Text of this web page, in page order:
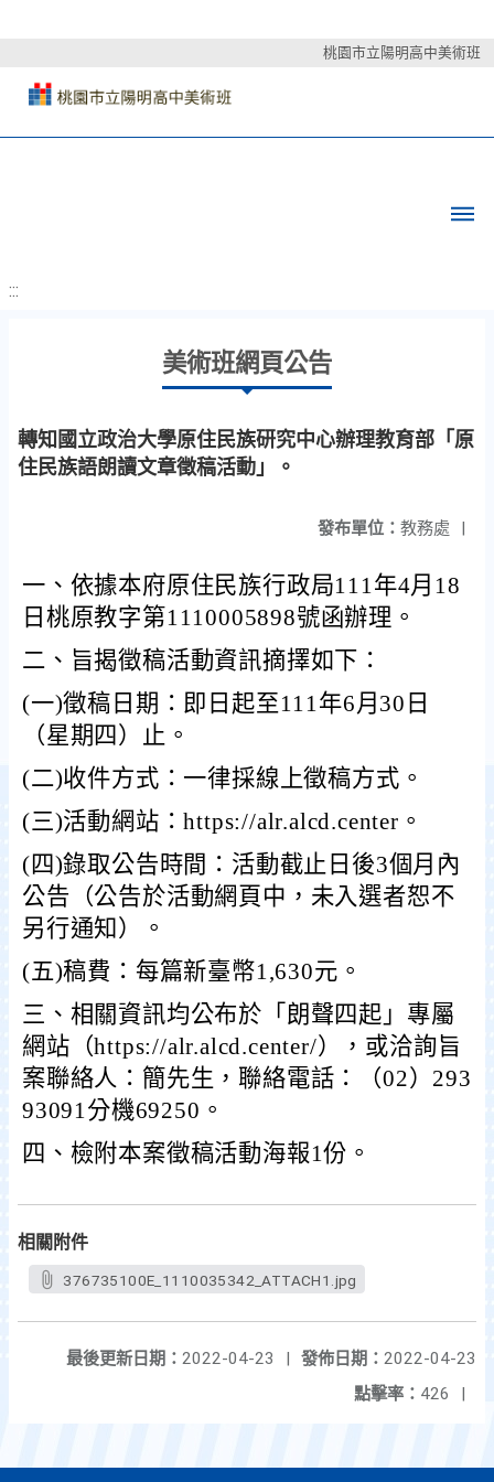
桃園市立陽明高中美術班
:::
美術班網頁公告
轉知國立政治大學原住民族研究中心辦理教育部「原
住民族語朗讀文章徵稿活動」。
發布單位： 教務處 |
一、依據本府原住民族行政局111年4月18
日桃原教字第1110005898號函辦理。
二、旨揭徵稿活動資訊摘擇如下：
(一)徵稿日期：即日起至111年6月30日
（星期四）止。
(二)收件方式：一律採線上徵稿方式。
(三)活動網站：https://alr.alcd.center。
(四)錄取公告時間：活動截止日後3個月內
公告（公告於活動網頁中，未入選者恕不
另行通知）。
(五)稿費：每篇新臺幣1,630元。
三、相關資訊均公布於「朗聲四起」專屬
網站（https://alr.alcd.center/），或洽詢旨
案聯絡人：簡先生，聯絡電話：（02）293
93091分機69250。
四、檢附本案徵稿活動海報1份。
相關附件
376735100E_1110035342_ATTACH1.jpg
發佈日期： 2022-04-23
最後更新日期： 2022-04-23
|
點擊率： 426 |